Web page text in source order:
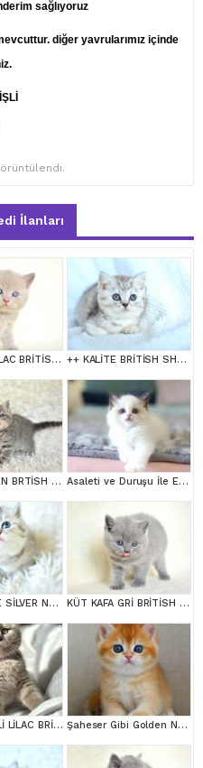
sağlıyoruz
diğer yavrularımız içinde
İlanları
TOP KAFA LİLAC BRİTİSH SHORTHAİR YAVRULARIMIZ ++ KALİTE BRİTİSH SHORTHAİR
BLUE GOLDEN BRTİSH SHORTHAİR YAVRUMUZ Asaleti ve Duruşu İle Eşsiz Güzellikte Ragdoll
++ KALİTEDE SİLVER NS24 BRİTİSH SHORTHAİR KÜT KAFA GRİ BRİTİSH SHORTHAİR
AŞIRI SEVİMLİ LİLAC BRİTİSH SHORTHAİR Şaheser Gibi Golden Ny12 British Shorthair